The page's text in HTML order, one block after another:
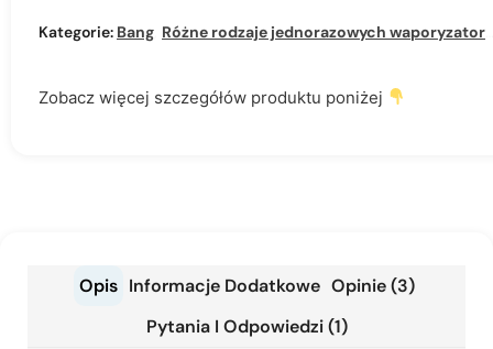
Kategorie: Bang Różne rodzaje jednorazowych waporyzatorów
Zobacz więcej szczegółów produktu poniżej
Opis Informacje Dodatkowe Opinie (3)
Pytania I Odpowiedzi (1)